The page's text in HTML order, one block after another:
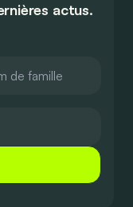
actus.